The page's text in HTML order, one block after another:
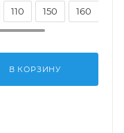
110 150 160
В КОРЗИНУ